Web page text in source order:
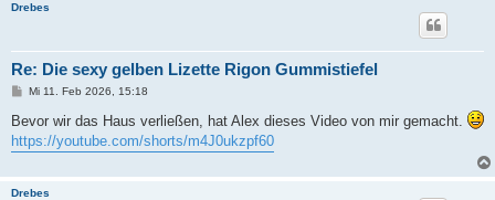
Drebes
Re: Die sexy gelben Lizette Rigon Gummistiefel
B
i
t
r
a
Mi 11. Feb 2026, 15:18
Bevor wir das Haus verließen, hat Alex dieses Video von mir gemacht.
https://youtube.com/shorts/m4J0ukzpf60
Drebes